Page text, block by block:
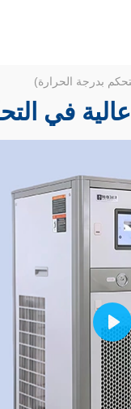
بدرجة الحرارة)
في